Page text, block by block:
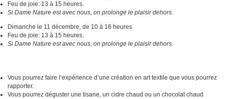
Feu de joie: 13 à 15 heures.
Si Dame Nature est avec nous, on prolonge le plaisir dehors.
Dimanche le 11 décembre, de 10 à 16 heures
Feu de joie: 13 à 15 heures.
Si Dame Nature est avec nous, on prolonge le plaisir dehors.
Vous pourrez faire l’expérience d’une création en art textile que vous pourrez
rapporter.
Vous pourrez déguster une tisane, un cidre chaud ou un chocolat chaud